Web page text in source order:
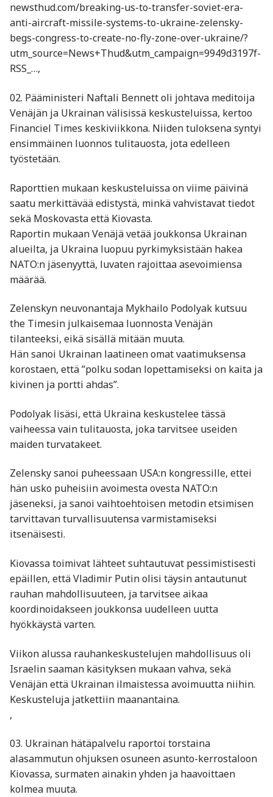
newsthud.com/breaking-us-to-transfer-soviet-era-
anti-aircraft-missile-systems-to-ukraine-zelensky-
begs-congress-to-create-no-fly-zone-over-ukraine/?
utm_source=News+Thud&utm_campaign=9949d3197f-
RSS_…,
02. Pääministeri Naftali Bennett oli johtava meditoija
Venäjän ja Ukrainan välisissä keskusteluissa, kertoo
Financiel Times keskiviikkona. Niiden tuloksena syntyi
ensimmäinen luonnos tulitauosta, jota edelleen
työstetään.
Raporttien mukaan keskusteluissa on viime päivinä
saatu merkittävää edistystä, minkä vahvistavat tiedot
sekä Moskovasta että Kiovasta.
Raportin mukaan Venäjä vetää joukkonsa Ukrainan
alueilta, ja Ukraina luopuu pyrkimyksistään hakea
NATO:n jäsenyyttä, luvaten rajoittaa asevoimiensa
määrää.
Zelenskyn neuvonantaja Mykhailo Podolyak kutsuu
the Timesin julkaisemaa luonnosta Venäjän
tilanteeksi, eikä sisällä mitään muuta.
Hän sanoi Ukrainan laatineen omat vaatimuksensa
korostaen, että ”polku sodan lopettamiseksi on kaita ja
kivinen ja portti ahdas”.
Podolyak lisäsi, että Ukraina keskustelee tässä
vaiheessa vain tulitauosta, joka tarvitsee useiden
maiden turvatakeet.
Zelensky sanoi puheessaan USA:n kongressille, ettei
hän usko puheisiin avoimesta ovesta NATO:n
jäseneksi, ja sanoi vaihtoehtoisen metodin etsimisen
tarvittavan turvallisuutensa varmistamiseksi
itsenäisesti.
Kiovassa toimivat lähteet suhtautuvat pessimistisesti
epäillen, että Vladimir Putin olisi täysin antautunut
rauhan mahdollisuuteen, ja tarvitsee aikaa
koordinoidakseen joukkonsa uudelleen uutta
hyökkäystä varten.
Viikon alussa rauhankeskustelujen mahdollisuus oli
Israelin saaman käsityksen mukaan vahva, sekä
Venäjän että Ukrainan ilmaistessa avoimuutta niihin.
Keskusteluja jatkettiin maanantaina.
,
03. Ukrainan hätäpalvelu raportoi torstaina
alasammutun ohjuksen osuneen asunto-kerrostaloon
Kiovassa, surmaten ainakin yhden ja haavoittaen
kolmea muuta.